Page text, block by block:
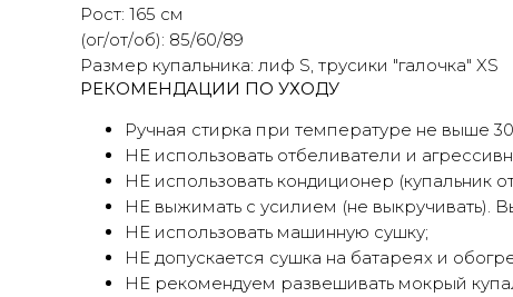
Рост: 165 см
(ог/от/об): 85/60/89
Размер купальника: лиф S, трусики "галочка" XS
РЕКОМЕНДАЦИИ ПО УХОДУ
Ручная стирка при температуре не выше 30
НЕ использовать отбеливатели и
НЕ использовать кондиционер (купальник
НЕ выжимать с усилием (не выкручивать).
НЕ использовать машинную сушку;
НЕ допускается сушка на батареях и
НЕ рекомендуем развешивать мокрый